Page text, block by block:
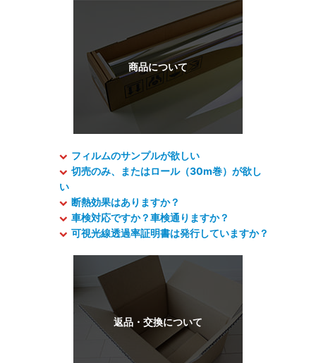
フィルムのサンプルが欲しい
切売のみ、またはロール（30m巻）が欲し
い
断熱効果はありますか？
車検対応ですか？車検通りますか？
可視光線透過率証明書は発行していますか？